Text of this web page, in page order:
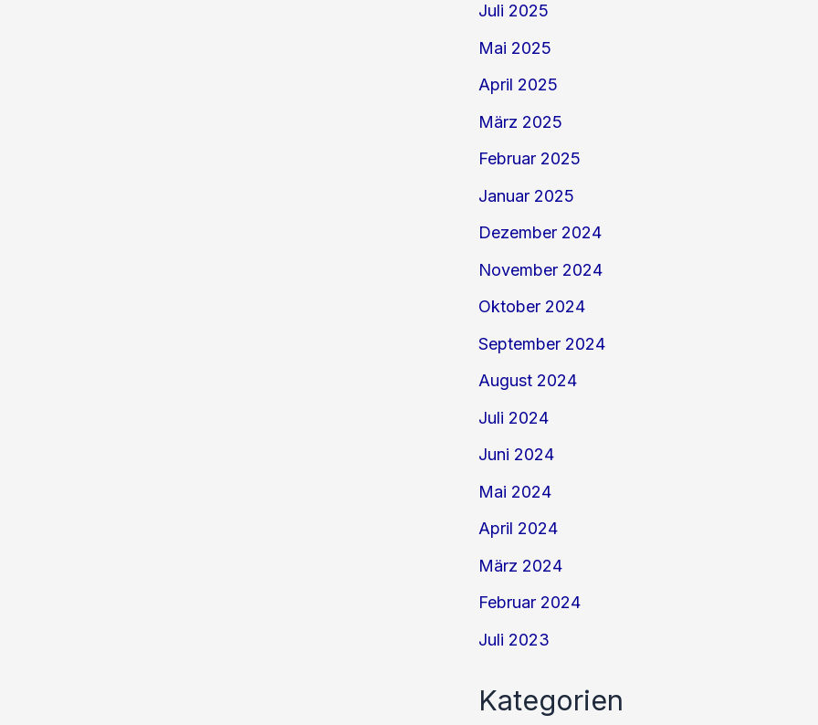
Juli 2025
Mai 2025
April 2025
März 2025
Februar 2025
Januar 2025
Dezember 2024
November 2024
Oktober 2024
September 2024
August 2024
Juli 2024
Juni 2024
Mai 2024
April 2024
März 2024
Februar 2024
Juli 2023
Kategorien